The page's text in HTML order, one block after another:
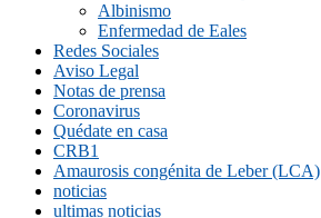
Albinismo
Enfermedad de Eales
Redes Sociales
Aviso Legal
Notas de prensa
Coronavirus
Quédate en casa
CRB1
Amaurosis congénita de Leber (LCA)
noticias
ultimas noticias